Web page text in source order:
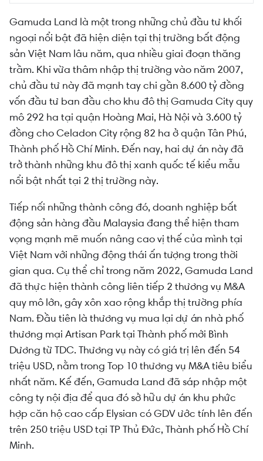
Gamuda Land là một trong những chủ đầu tư khối
ngoại nổi bật đã hiện diện tại thị trường bất động
sản Việt Nam lâu năm, qua nhiều giai đoạn thăng
trầm. Khi vừa thâm nhập thị trường vào năm 2007,
chủ đầu tư này đã mạnh tay chi gần 8.600 tỷ đồng
vốn đầu tư ban đầu cho khu đô thị Gamuda City quy
mô 292 ha tại quận Hoàng Mai, Hà Nội và 3.600 tỷ
đồng cho Celadon City rộng 82 ha ở quận Tân Phú,
Thành phố Hồ Chí Minh. Đến nay, hai dự án này đã
trở thành những khu đô thị xanh quốc tế kiểu mẫu
nổi bật nhất tại 2 thị trường này.
Tiếp nối những thành công đó, doanh nghiệp bất
động sản hàng đầu Malaysia đang thể hiện tham
vọng mạnh mẽ muốn nâng cao vị thế của mình tại
Việt Nam với những động thái ấn tượng trong thời
gian qua. Cụ thể chỉ trong năm 2022, Gamuda Land
đã thực hiện thành công liên tiếp 2 thương vụ M&A
quy mô lớn, gây xôn xao rộng khắp thị trường phía
Nam. Đầu tiên là thương vụ mua lại dự án nhà phố
thương mại Artisan Park tại Thành phố mới Bình
Dương từ TDC. Thương vụ này có giá trị lên đến 54
triệu USD, nằm trong Top 10 thương vụ M&A tiêu biểu
nhất năm. Kế đến, Gamuda Land đã sáp nhập một
công ty nội địa để qua đó sở hữu dự án khu phức
hợp căn hộ cao cấp Elysian có GDV ước tính lên đến
trên 250 triệu USD tại TP Thủ Đức, Thành phố Hồ Chí
Minh.